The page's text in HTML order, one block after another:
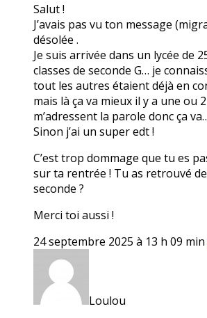
Salut !
J’avais pas vu ton message
désolée .
Je suis arrivée dans un lycée de
classes de seconde G… je
tout les autres étaient déjà en
mais là ça va mieux il y a une ou
m’adressent la parole donc ça
Sinon j’ai un super edt !
C’est trop dommage que tu es
sur ta rentrée ! Tu as retrouvé
seconde ?
Merci toi aussi !
24 septembre 2025 à 13 h 09 min
Loulou